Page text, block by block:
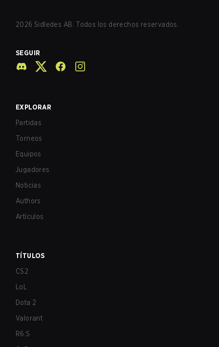
2026 Sidledes AB. Todos los derechos reservados.
SEGUIR
EXPLORAR
Partidas
Torneos
Equipos
Jugadores
Noticias
Authors
Artículos
TÍTULOS
CS2
LoL
Dota 2
Valorant
R6:S